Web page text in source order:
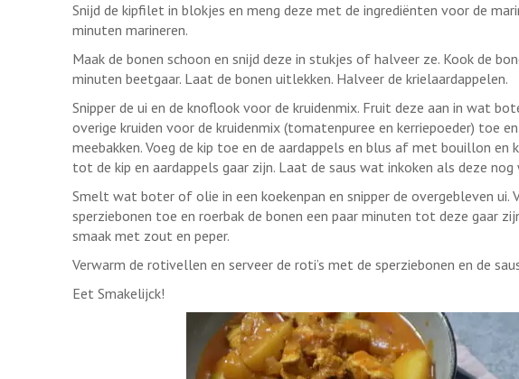
Snijd de kipfilet in blokjes en meng deze met de ingrediënten voor de
minuten marineren.
Maak de bonen schoon en snijd deze in stukjes of halveer ze. Kook de
minuten beetgaar. Laat de bonen uitlekken. Halveer de krielaardappelen.
Snipper de ui en de knoflook voor de kruidenmix. Fruit deze aan in wat
overige kruiden voor de kruidenmix (tomatenpuree en kerriepoeder) toe
meebakken. Voeg de kip toe en de aardappels en blus af met bouillon en
tot de kip en aardappels gaar zijn. Laat de saus wat inkoken als deze
Smelt wat boter of olie in een koekenpan en snipper de overgebleven ui.
sperziebonen toe en roerbak de bonen een paar minuten tot deze gaar
smaak met zout en peper.
Verwarm de rotivellen en serveer de roti’s met de sperziebonen en de
Eet Smakelijck!